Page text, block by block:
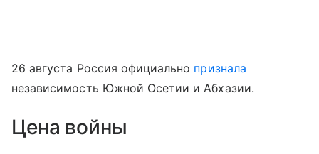
26 августа Россия официально признала
независимость Южной Осетии и Абхазии.
Цена войны